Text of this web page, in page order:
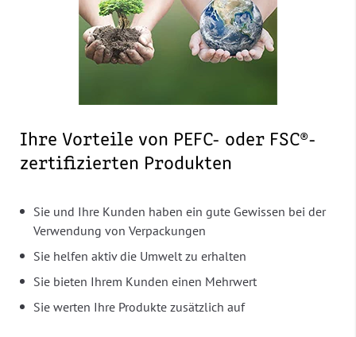
Ihre Vorteile von PEFC- oder FSC®-
zertifizierten Produkten
Sie und Ihre Kunden haben ein gute Gewissen bei der
Verwendung von Verpackungen
Sie helfen aktiv die Umwelt zu erhalten
Sie bieten Ihrem Kunden einen Mehrwert
Sie werten Ihre Produkte zusätzlich auf